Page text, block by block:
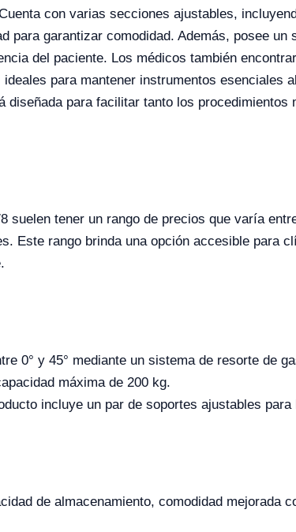
con varias secciones ajustables,
para garantizar comodidad. Además, posee un
del paciente. Los médicos también
para mantener instrumentos esenciales
para facilitar tanto los procedimientos
tener un rango de precios que varía
Este rango brinda una opción accesible para
0° y 45° mediante un sistema de resorte de
máxima de 200 kg.
incluye un par de soportes ajustables para
de almacenamiento, comodidad mejorada